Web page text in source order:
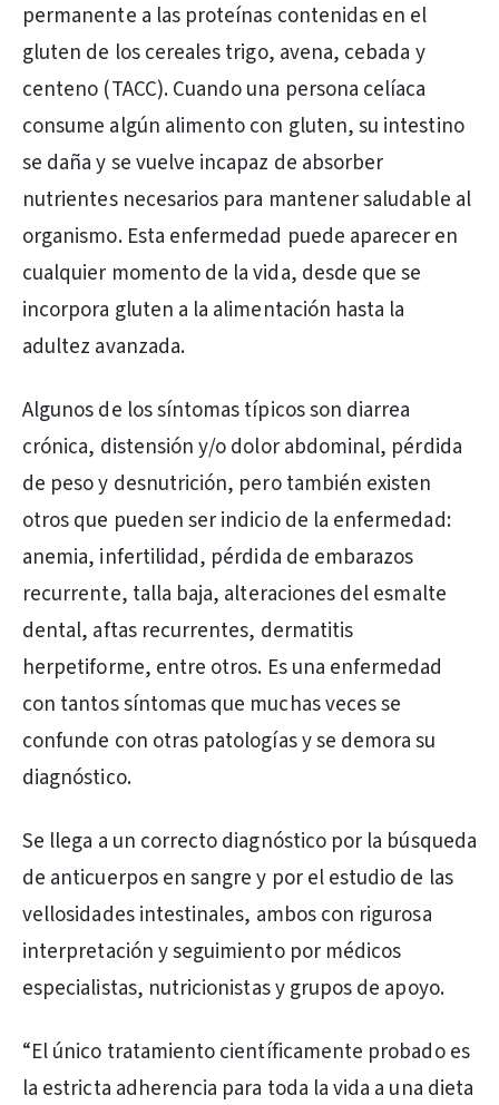
permanente a las proteínas contenidas en el
gluten de los cereales trigo, avena, cebada y
centeno (TACC). Cuando una persona celíaca
consume algún alimento con gluten, su intestino
se daña y se vuelve incapaz de absorber
nutrientes necesarios para mantener saludable al
organismo. Esta enfermedad puede aparecer en
cualquier momento de la vida, desde que se
incorpora gluten a la alimentación hasta la
adultez avanzada.
Algunos de los síntomas típicos son diarrea
crónica, distensión y/o dolor abdominal, pérdida
de peso y desnutrición, pero también existen
otros que pueden ser indicio de la enfermedad:
anemia, infertilidad, pérdida de embarazos
recurrente, talla baja, alteraciones del esmalte
dental, aftas recurrentes, dermatitis
herpetiforme, entre otros. Es una enfermedad
con tantos síntomas que muchas veces se
confunde con otras patologías y se demora su
diagnóstico.
Se llega a un correcto diagnóstico por la búsqueda
de anticuerpos en sangre y por el estudio de las
vellosidades intestinales, ambos con rigurosa
interpretación y seguimiento por médicos
especialistas, nutricionistas y grupos de apoyo.
“El único tratamiento científicamente probado es
la estricta adherencia para toda la vida a una dieta